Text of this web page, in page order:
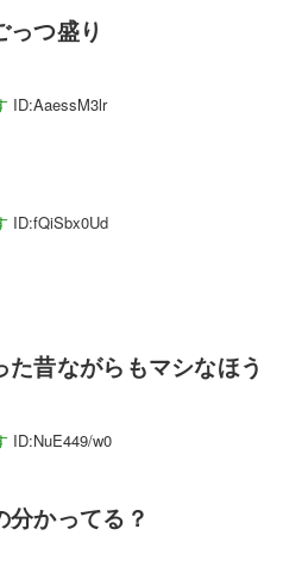
つ盛り
ID:AaessM3lr
ID:fQiSbx0Ud
昔ながらもマシなほう
ID:NuE449/w0
かってる？